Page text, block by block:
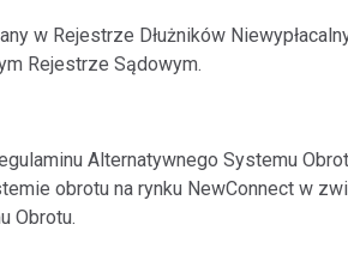
w Rejestrze Dłużników
Rejestrze Sądowym.
Alternatywnego Systemu
obrotu na rynku NewConnect w
Obrotu.